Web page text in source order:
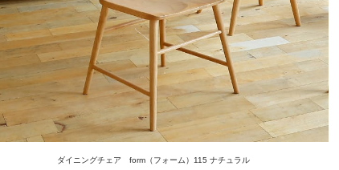
ダイニングチェア form（フォーム）115 ナチュラル